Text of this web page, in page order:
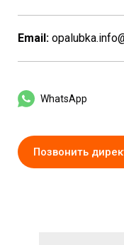
Email:
WhatsApp
Позвонить